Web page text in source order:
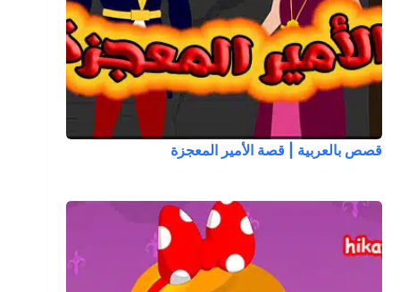
قصص بالعربية | قصة الأمير المعجزة